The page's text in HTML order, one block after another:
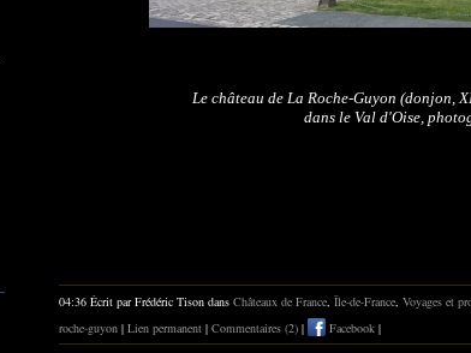
Le château de La Roche-Guyon (donjon,
dans le Val d'Oise,
04:36 Écrit par Frédéric Tison dans Châteaux de France Île-de-France Voyages et
roche-guyon | Lien permanent | Commentaires (2) | Facebook |